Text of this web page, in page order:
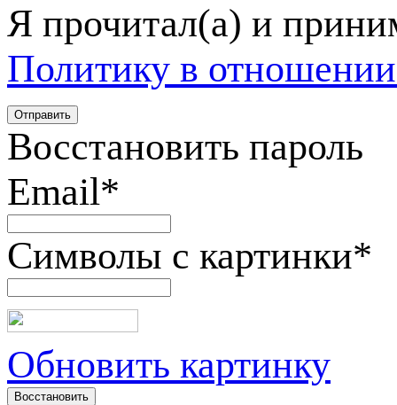
Я прочитал(а) и
Политику в
Восстановить пароль
Email*
Символы с картинки*
Обновить картинку